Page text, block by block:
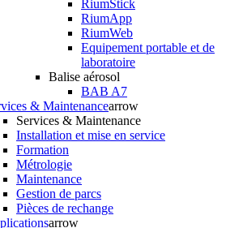
RiumStick
RiumApp
RiumWeb
Equipement portable et de
laboratoire
Balise aérosol
BAB A7
& Maintenancearrow
Services & Maintenance
Installation et mise en service
Formation
Métrologie
Maintenance
Gestion de parcs
Pièces de rechange
arrow